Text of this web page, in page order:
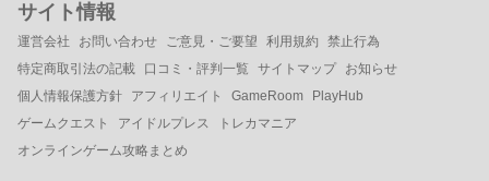
サイト情報
運営会社 お問い合わせ ご意見・ご要望 利用規約
禁止行為
特定商取引法の記載
口コミ・評判一覧 サイトマップ
お知らせ
個人情報保護方針
アフィリエイト GameRoom
PlayHub
ゲームクエスト
アイドルプレス
トレカマニア
オンラインゲーム攻略まとめ